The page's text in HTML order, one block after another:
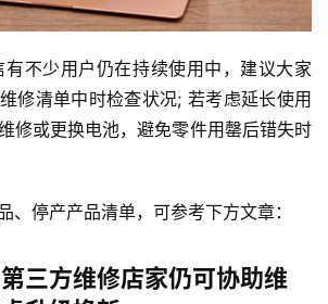
不少用户仍在持续使用中，建议大家
修清单中时检查状况; 若考虑延长使用
修或更换电池，避免零件用罄后错失时
、停产产品清单，可参考下方文章：
第三方维修店家仍可协助维